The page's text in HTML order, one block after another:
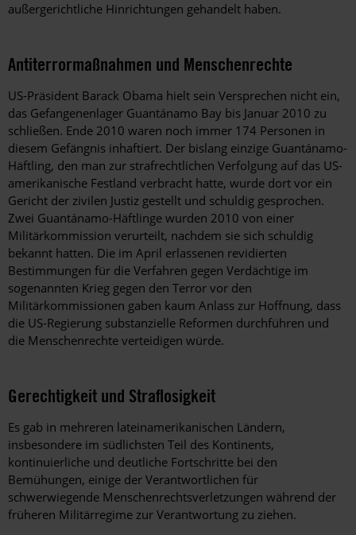
außergerichtliche Hinrichtungen gehandelt haben.
Antiterrormaßnahmen und Menschenrechte
US-Präsident Barack Obama hielt sein Versprechen nicht ein,
das Gefangenenlager Guantánamo Bay bis Januar 2010 zu
schließen. Ende 2010 waren noch immer 174 Personen in
diesem Gefängnis inhaftiert. Der bislang einzige Guantánamo-
Häftling, den man zur strafrechtlichen Verfolgung auf das US-
amerikanische Festland verbracht hatte, wurde dort vor ein
Gericht der zivilen Justiz gestellt und schuldig gesprochen.
Zwei Guantánamo-Häftlinge wurden 2010 von einer
Militärkommission verurteilt, nachdem sie sich schuldig
bekannt hatten. Die im April erlassenen revidierten
Bestimmungen für die Verfahren gegen Verdächtige im
sogenannten Krieg gegen den Terror vor den
Militärkommissionen gaben kaum Anlass zur Hoffnung, dass
die US-Regierung substanzielle Reformen durchführen und
die Menschenrechte verteidigen würde.
Gerechtigkeit und Straflosigkeit
Es gab in mehreren lateinamerikanischen Ländern,
insbesondere im südlichsten Teil des Kontinents,
kontinuierliche und deutliche Fortschritte bei den
Bemühungen, einige der Verantwortlichen für
schwerwiegende Menschenrechtsverletzungen während der
früheren Militärregime zur Verantwortung zu ziehen.